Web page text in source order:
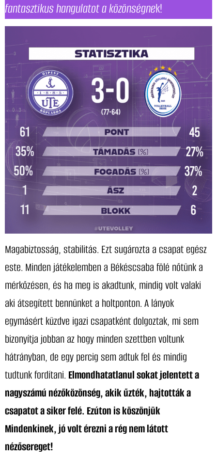
fantasztikus hangulatot a közönségnek!
Magabiztosság, stabilitás. Ezt sugározta a csapat egész
este. Minden játékelemben a Békéscsaba fölé nőtünk a
mérkőzésen, és ha meg is akadtunk, mindig volt valaki
aki átsegített bennünket a holtponton. A lányok
egymásért küzdve igazi csapatként dolgoztak, mi sem
bizonyítja jobban az hogy minden szettben voltunk
hátrányban, de egy percig sem adtuk fel és mindig
tudtunk fordítani. Elmondhatatlanul sokat jelentett a
nagyszámú nézőközönség, akik űzték, hajtották a
csapatot a siker felé. Ezúton is köszönjük
Mindenkinek, jó volt érezni a rég nem látott
nézősereget!